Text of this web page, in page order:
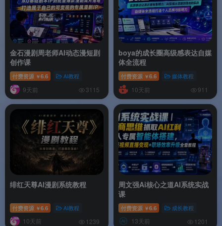
金石漫剧周老师AI动态漫短剧
创作课
付费资源 ￥6.6 AI教程
9天前 3115
boya的成长圈高级感表达自媒
体全流程
付费资源 ￥6.6 媒体教程
10天前 911
绯红天尊AI漫剧系统教程
付费资源 ￥6.6 AI教程
10天前 1239
周文强Ai核心之道AI系统实战
课
付费资源 ￥6.6 成长教程
13天前 1201